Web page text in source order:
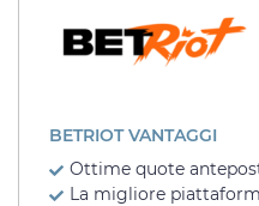
BETRIOT VANTAGGI
Ottime quote
La migliore